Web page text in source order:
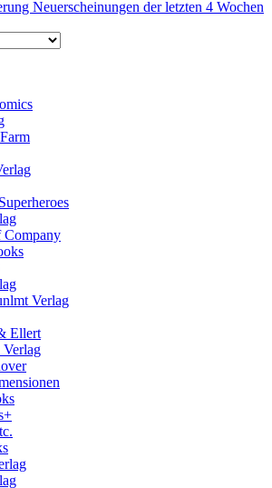
Neuerscheinungen der letzten 4 Wochen
Verlag
Ellert
Verlag